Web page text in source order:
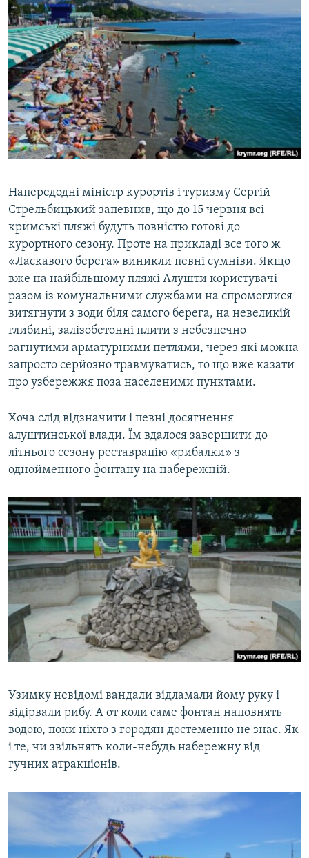
Напередодні міністр курортів і туризму Сергій
Стрельбицький запевнив, що до 15 червня всі
кримські пляжі будуть повністю готові до
курортного сезону. Проте на прикладі все того ж
«Ласкавого берега» виникли певні сумніви. Якщо
вже на найбільшому пляжі Алушти користувачі
разом із комунальними службами на спромоглися
витягнути з води біля самого берега, на невеликій
глибині, залізобетонні плити з небезпечно
загнутими арматурними петлями, через які можна
запросто серйозно травмуватись, то що вже казати
про узбережжя поза населеними пунктами.
Хоча слід відзначити і певні досягнення
алуштинської влади. Їм вдалося завершити до
літнього сезону реставрацію «рибалки» з
однойменного фонтану на набережній.
Узимку невідомі вандали відламали йому руку і
відірвали рибу. А от коли саме фонтан наповнять
водою, поки ніхто з городян достеменно не знає. Як
і те, чи звільнять коли-небудь набережну від
гучних атракціонів.